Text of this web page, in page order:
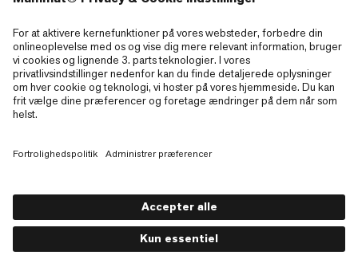
—
Sitemap
Cookies
Juridisk information